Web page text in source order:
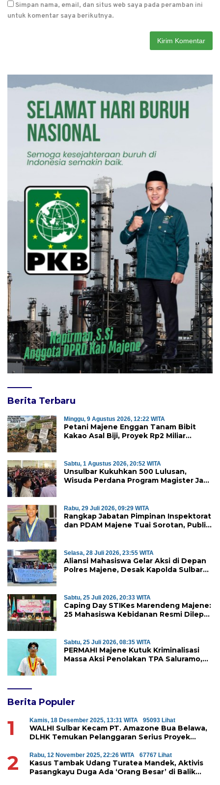
Simpan nama, email, dan situs web saya pada peramban ini
untuk komentar saya berikutnya.
Berita Terbaru
Minggu, 9 Agustus 2026, 12:22 WITA
Petani Majene Enggan Tanam Bibit
Kakao Asal Biji, Proyek Rp2 Miliar
Sabtu, 1 Agustus 2026, 20:52 WITA
Unsulbar Kukuhkan 500 Lulusan,
Wisuda Perdana Program Magister Jadi
Rabu, 29 Juli 2026, 09:29 WITA
Rangkap Jabatan Pimpinan Inspektorat
dan PDAM Majene Tuai Sorotan, Publik
Selasa, 28 Juli 2026, 23:55 WITA
Aliansi Mahasiswa Gelar Aksi di Depan
Polres Majene, Desak Kapolda Sulbar
Sabtu, 25 Juli 2026, 20:33 WITA
Caping Day STIKes Marendeng Majene:
25 Mahasiswa Kebidanan Resmi Dilepas
Sabtu, 25 Juli 2026, 08:35 WITA
PERMAHI Majene Kutuk Kriminalisasi
Massa Aksi Penolakan TPA Saluramo,
Berita Populer
1 Kamis, 18 Desember 2025, 13:31 WITA 95093 Lihat
WALHI Sulbar Kecam PT. Amazone Bua Belawa,
DLHK Temukan Pelanggaran Serius Proyek
2 Rabu, 12 November 2025, 22:26 WITA 67767 Lihat
Kasus Tambak Udang Turatea Mandek, Aktivis
Pasangkayu Duga Ada ‘Orang Besar’ di Balik